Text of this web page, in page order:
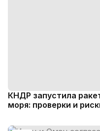
КНДР запустила
моря: проверки и